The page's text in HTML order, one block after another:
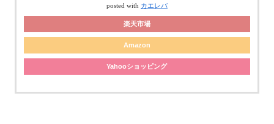
posted with カエレバ
楽天市場
Amazon
Yahooショッピング